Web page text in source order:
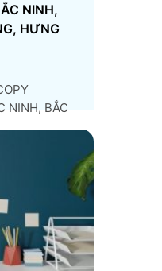
NINH,
HƯNG
NINH, BẮC
YÊN, THÁI
doanh
đổi số và
càng
giải